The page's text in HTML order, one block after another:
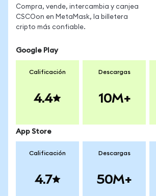
Compra, vende, intercambia y canjea
CSCOon en MetaMask, la billetera
cripto más confiable.
Google Play
Calificación
4.4
Descargas
10M+
App Store
Calificación
4.7
Descargas
50M+